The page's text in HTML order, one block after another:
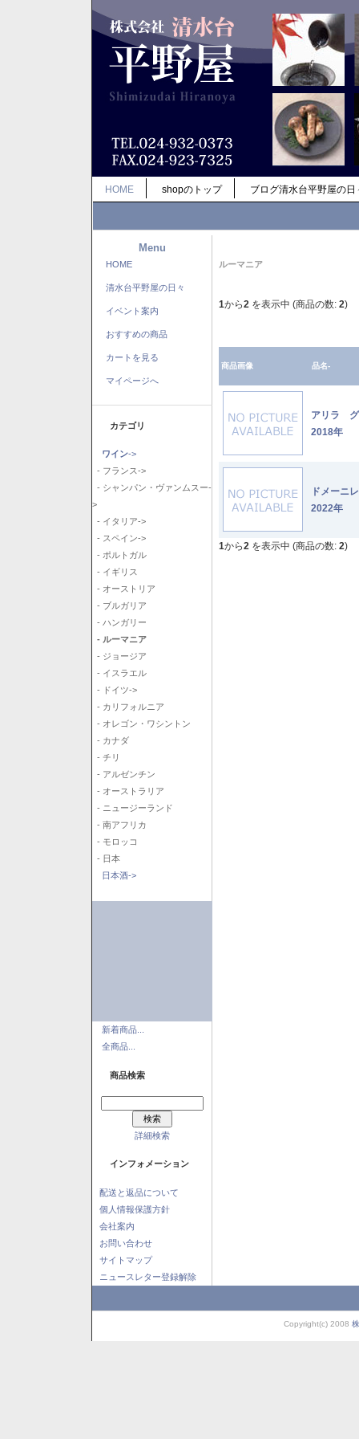
HOME shopのトップ ブログ清水台平野屋の日
Menu
HOME
清水台平野屋の日々
イベント案内
おすすめの商品
カートを見る
マイページへ
カテゴリ
ワイン->
- フランス->
- シャンパン・ヴァンムスー-
>
- イタリア->
- スペイン->
- ポルトガル
- イギリス
- オーストリア
- ブルガリア
- ハンガリー
- ルーマニア
- ジョージア
- イスラエル
- ドイツ->
- カリフォルニア
- オレゴン・ワシントン
- カナダ
- チリ
- アルゼンチン
- オーストラリア
- ニュージーランド
- 南アフリカ
- モロッコ
- 日本
日本酒->
新着商品...
全商品...
商品検索
詳細検索
インフォメーション
配送と返品について
個人情報保護方針
会社案内
お問い合わせ
サイトマップ
ニュースレター登録解除
ルーマニア
1から2 を表示中 (商品の数: 2)
商品画像 品名-
アリラ
2018年
ドメー
2022年
1から2 を表示中 (商品の数: 2)
Copyright(c) 2008